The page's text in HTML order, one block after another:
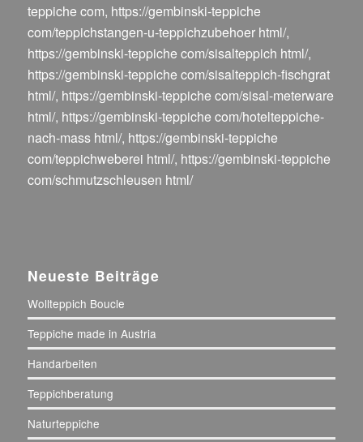
teppiche com, https://gembinski-teppiche
com/teppichstangen-u-teppichzubehoer html/,
https://gembinski-teppiche com/sisalteppich html/,
https://gembinski-teppiche com/sisalteppich-fischgrat
html/, https://gembinski-teppiche com/sisal-meterware
html/, https://gembinski-teppiche com/hotelteppiche-
nach-mass html/, https://gembinski-teppiche
com/teppichweberei html/, https://gembinski-teppiche
com/schmutzschleusen html/
Neueste Beiträge
Wollteppich Boucle
Teppiche made in Austria
Handarbeiten
Teppichberatung
Naturteppiche